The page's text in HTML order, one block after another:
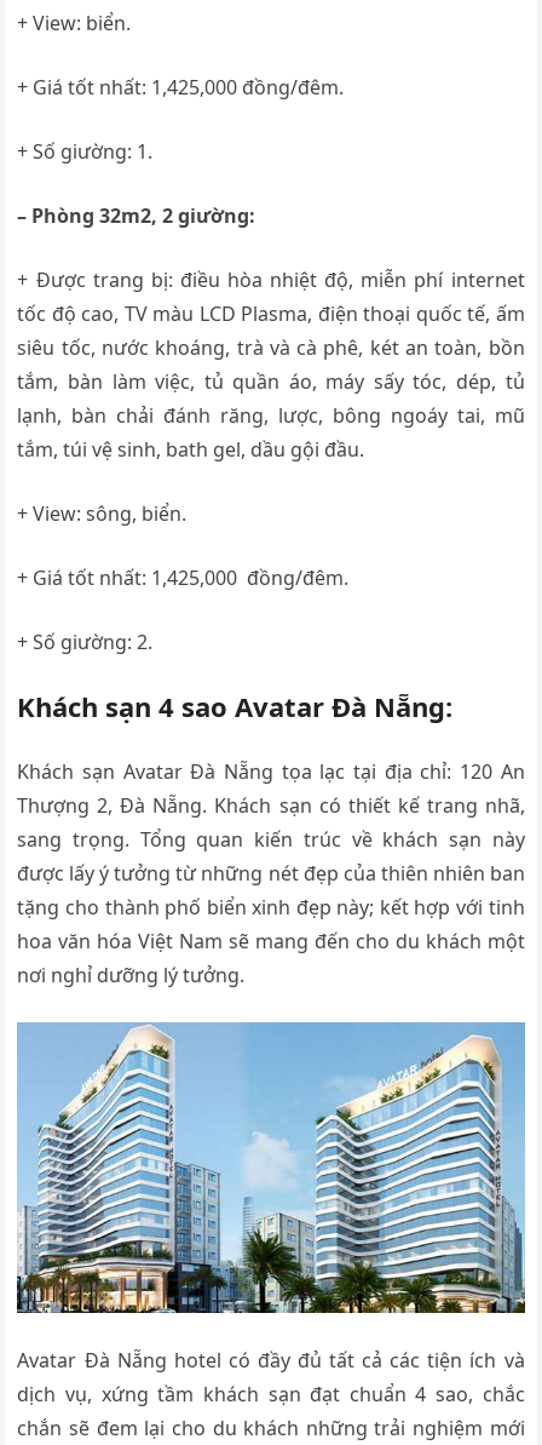
+ View: biển.
+ Giá tốt nhất: 1,425,000 đồng/đêm.
+ Số giường: 1.
– Phòng 32m2, 2 giường:
+ Được trang bị: điều hòa nhiệt độ, miễn phí internet
tốc độ cao, TV màu LCD Plasma, điện thoại quốc tế, ấm
siêu tốc, nước khoáng, trà và cà phê, két an toàn, bồn
tắm, bàn làm việc, tủ quần áo, máy sấy tóc, dép, tủ
lạnh, bàn chải đánh răng, lược, bông ngoáy tai, mũ
tắm, túi vệ sinh, bath gel, dầu gội đầu.
+ View: sông, biển.
+ Giá tốt nhất: 1,425,000 đồng/đêm.
+ Số giường: 2.
Khách sạn 4 sao Avatar Đà Nẵng:
Khách sạn Avatar Đà Nẵng tọa lạc tại địa chỉ: 120 An
Thượng 2, Đà Nẵng. Khách sạn có thiết kế trang nhã,
sang trọng. Tổng quan kiến trúc về khách sạn này
được lấy ý tưởng từ những nét đẹp của thiên nhiên ban
tặng cho thành phố biển xinh đẹp này; kết hợp với tinh
hoa văn hóa Việt Nam sẽ mang đến cho du khách một
nơi nghỉ dưỡng lý tưởng.
Avatar Đà Nẵng hotel có đầy đủ tất cả các tiện ích và
dịch vụ, xứng tầm khách sạn đạt chuẩn 4 sao, chắc
chắn sẽ đem lại cho du khách những trải nghiệm mới